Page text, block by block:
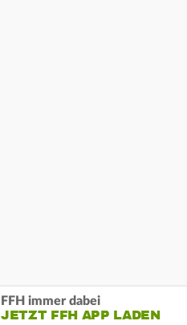
FFH immer dabei
JETZT FFH APP LADEN